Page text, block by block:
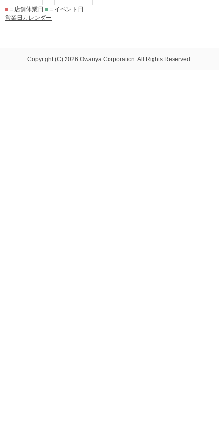
■ ＝店舗休業日 ■ ＝イベント日
営業日カレンダー
Copyright (C) 2026 Owariya Corporation. All Rights Reserved.